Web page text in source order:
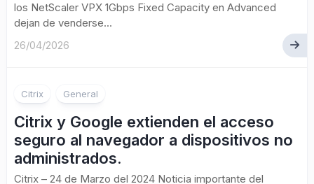
los NetScaler VPX 1Gbps Fixed Capacity en Advanced
dejan de venderse...
26/04/2026
Citrix General
Citrix y Google extienden el acceso
seguro al navegador a dispositivos no
administrados.
Citrix – 24 de Marzo del 2024 Noticia importante del